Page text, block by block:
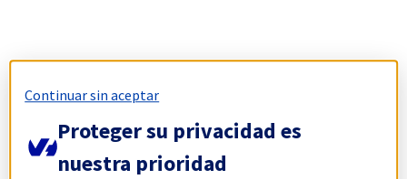
Continuar sin aceptar
Proteger su privacidad es
nuestra prioridad